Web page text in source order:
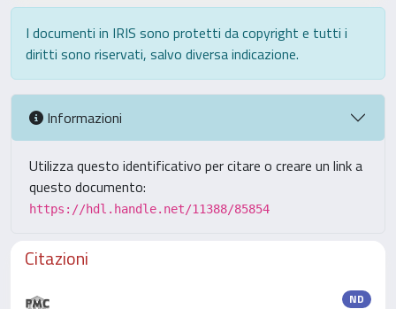
I documenti in IRIS sono protetti da copyright e tutti i
diritti sono riservati, salvo diversa indicazione.
Informazioni
Utilizza questo identificativo per citare o creare un link a
questo documento:
https://hdl.handle.net/11388/85854
Citazioni
ND